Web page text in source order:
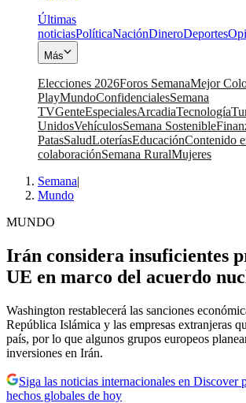
Últimas
noticiasPolíticaNaciónDineroDeportes
Más
Elecciones 2026Foros SemanaMejor
PlayMundoConfidencialesSemana
TVGenteEspecialesArcadiaTecnología
UnidosVehículosSemana Sostenible
PatasSaludLoteríasEducaciónContenido
colaboraciónSemana RuralMujeres
Semana|
Mundo
MUNDO
Irán considera insuficientes
UE en marco del acuerdo
Washington restablecerá las sanciones
República Islámica y las empresas extranjeras
país, por lo que algunos grupos europeos
inversiones en Irán.
Siga las noticias internacionales en Discover
hechos globales de hoy